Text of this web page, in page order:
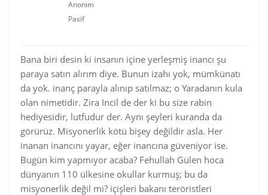
Anonim
Pasif
Bana biri desin ki insanın içine yerleşmiş inancı şu
paraya satın alırım diye. Bunun izahı yok, mümkünatı
da yok. inanç parayla alınıp satılmaz; o Yaradanın kula
olan nimetidir. Zira Incil de der ki bu size rabin
hediyesidir, lutfudur der. Aynı şeyleri kuranda da
görürüz. Misyonerlik kötü bişey değildir asla. Her
inanan inancını yayar, eğer inancına güveniyor ise.
Bugün kim yapmıyor acaba? Fehullah Gülen hoca
dünyanın 110 ülkesine okullar kurmuş; bu da
misyonerlik değil mi? içişleri bakanı teröristleri